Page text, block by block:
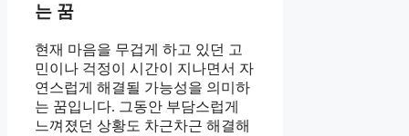
는 꿈
현재 마음을 무겁게 하고 있던 고
민이나 걱정이 시간이 지나면서 자
연스럽게 해결될 가능성을 의미하
는 꿈입니다. 그동안 부담스럽게
느껴졌던 상황도 차근차근 해결해